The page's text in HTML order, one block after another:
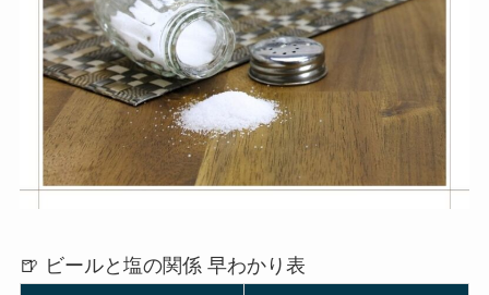
🍺 ビールと塩の関係 早わかり表